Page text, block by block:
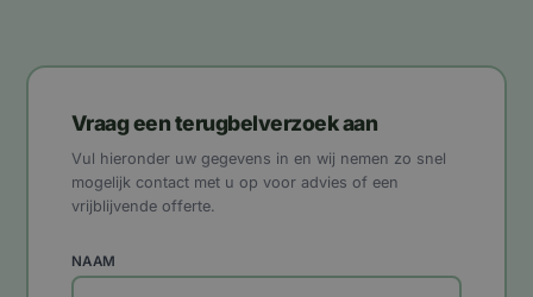
Vraag een terugbelverzoek aan
Vul hieronder uw gegevens in en wij nemen zo snel
mogelijk contact met u op voor advies of een
vrijblijvende offerte.
NAAM